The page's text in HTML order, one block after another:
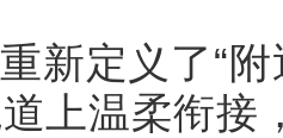
新定义了“
上温柔衔接